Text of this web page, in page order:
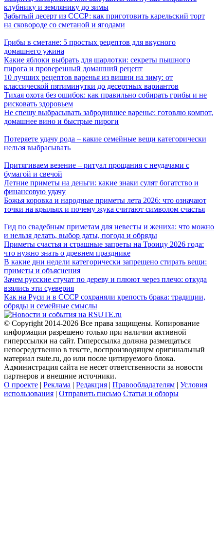
клубнику и землянику до зимы
Забытый десерт из СССР: как приготовить карельский торт
на сковороде со сметаной и ягодами
Грибы в сметане: 5 простых рецептов для вкусного
домашнего ужина
Какие яблоки выбрать для шарлотки: секреты пышного
пирога и проверенный домашний рецепт
10 лучших рецептов варенья из вишни на зиму: от
классической пятиминутки до десертных вариантов
Тихая охота без ошибок: как правильно собирать грибы и не
рисковать здоровьем
Не спешу выбрасывать забродившее варенье: готовлю компот,
домашнее вино и быстрые пироги
Потеряете удачу рода – какие семейные вещи категорически
нельзя выбрасывать
Притягиваем везение – ритуал прощания с неудачами с
бумагой и свечой
Летние приметы на деньги: какие знаки сулят богатство и
финансовую удачу
Божья коровка и народные приметы лета 2026: что означают
точки на крыльях и почему жука считают символом счастья
Гид по свадебным приметам для невесты и жениха: что можно
и нельзя делать, выбор даты, погода и обряды
Приметы счастья и страшные запреты на Троицу 2026 года:
что нужно знать о древнем празднике
В какие дни недели категорически запрещено стирать вещи:
приметы и объяснения
Зачем русские стучат по дереву и плюют через плечо: откуда
взялись эти суеверия
Как на Руси и в СССР сохраняли крепость брака: традиции,
обряды и семейные смыслы
© Copyright 2014-2026 Все права защищены. Копирование
информации разрешено только при наличии активной
гиперссылки на сайт. Гиперссылка должна размещаться
непосредственно в тексте, воспроизводящем оригинальный
материал rsute.ru, до или после цитируемого блока.
Администрация сайта не несет ответственности за новости
партнеров и внешние источники.
О проекте | Реклама | Редакция | Правообладателям | Условия
использования | Отправить письмо Статьи и обзоры